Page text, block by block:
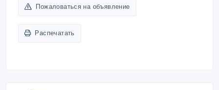
Пожаловаться на объявление
Распечатать